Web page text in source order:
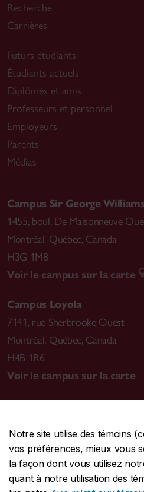
Notre site utilise des témoins
vos préférences, mieux vous
la façon dont vous utilisez
quant à notre utilisation des
Recherche
Carrières
Futurs étudiants
Étudiants actuels
Diplômés et amis
Professeurs et personnel
Employeurs
Parents
Médias
Campus Sir George Williams
1455, boul. De Maisonneuve
Montréal, Québec, Canada
H3G 1M8
Voir le campus sur la carte
Campus Loyola
7141, rue Sherbrooke Ouest
Montréal, Québec, Canada
H4B 1R6
Voir le campus sur la carte
CENTRALE514-848-2424
URGENCE514-848-3717
Protection et prévention |